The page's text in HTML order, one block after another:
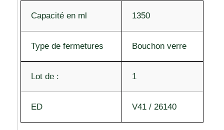
Capacité en ml 1350
Type de fermetures Bouchon verre
Lot de : 1
ED V41 / 26140